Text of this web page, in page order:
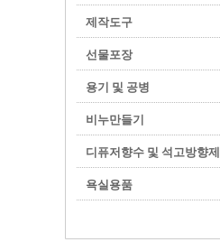
제작도구
선물포장
용기 및 공병
비누만들기
디퓨저향수 및 석고방향제
욕실용품